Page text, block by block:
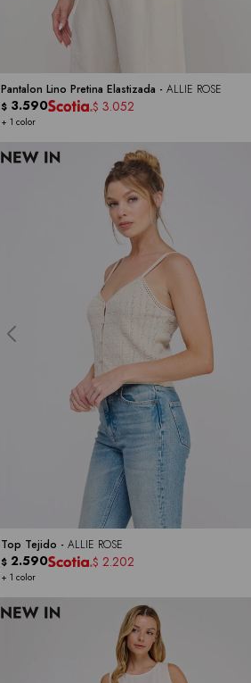
Pantalon Lino Pretina Elastizada -ALLIE ROSE
+ 1 color
$ 3.590 $ 3.052
Top Tejido -ALLIE ROSE
+ 1 color
$ 2.590 $ 2.202